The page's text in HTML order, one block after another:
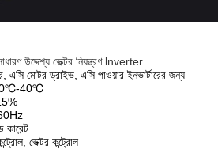
উদ্দেশ্য ভেক্টর নিয়ন্ত্রণ lnverter
এসি মোটর ড্রাইভ, এসি পাওয়ার ইনভার্টারের জন্য
-10℃-40℃
ভেক্টর কন্ট্রোল